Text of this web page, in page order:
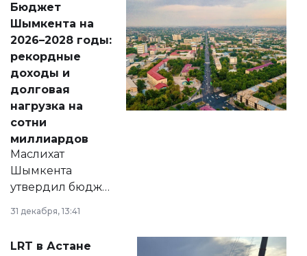
народу
Венесуэлы.
Бюджет
Шымкента на
2026–2028 годы:
рекордные
доходы и
долговая
нагрузка на
сотни
миллиардов
Маслихат
Шымкента
утвердил бюджет
города на 2026–
2028 годы.
документ
31 декабря, 13:41
LRT в Астане